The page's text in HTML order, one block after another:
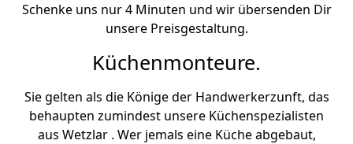
Schenke uns nur 4 Minuten und wir übersenden Dir
unsere Preisgestaltung.
Küchenmonteure.
Sie gelten als die Könige der Handwerkerzunft, das
behaupten zumindest unsere Küchenspezialisten
aus Wetzlar . Wer jemals eine Küche abgebaut,